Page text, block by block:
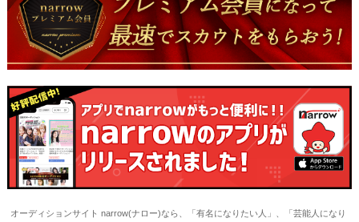
オーディションサイト narrow(ナロー)なら、「有名になりたい人」、「芸能人になり